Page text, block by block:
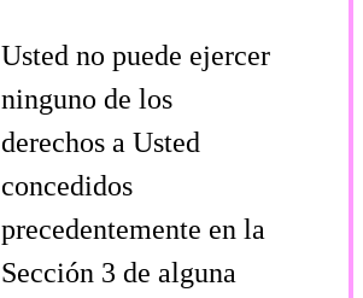
Usted no puede ejercer
ninguno de los
derechos a Usted
concedidos
precedentemente en la
Sección 3 de alguna